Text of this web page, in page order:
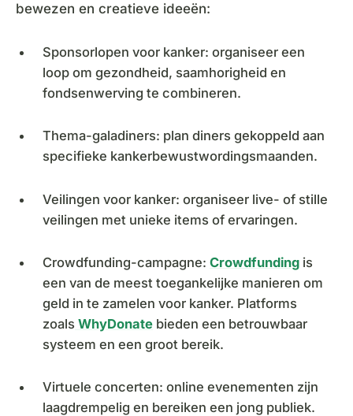
bewezen en creatieve ideeën:
Sponsorlopen voor kanker: organiseer een
loop om gezondheid, saamhorigheid en
fondsenwerving te combineren.
Thema-galadiners: plan diners gekoppeld aan
specifieke kankerbewustwordingsmaanden.
Veilingen voor kanker: organiseer live- of stille
veilingen met unieke items of ervaringen.
Crowdfunding-campagne: Crowdfunding is
een van de meest toegankelijke manieren om
geld in te zamelen voor kanker. Platforms
zoals WhyDonate bieden een betrouwbaar
systeem en een groot bereik.
Virtuele concerten: online evenementen zijn
laagdrempelig en bereiken een jong publiek.